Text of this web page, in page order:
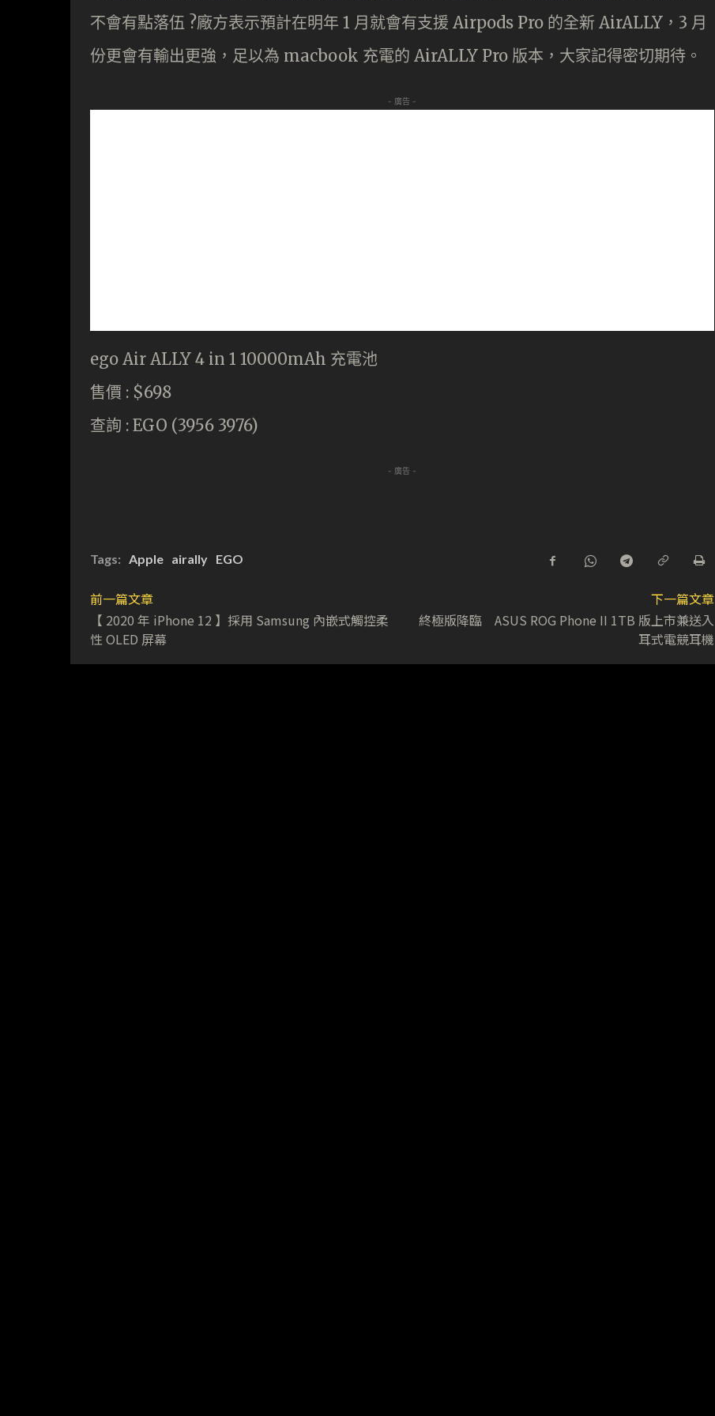
不會有點落伍 ?廠方表示預計在明年 1 月就會有支援 Airpods Pro 的全新 AirALLY，3 月
份更會有輸出更強，足以為 macbook 充電的 AirALLY Pro 版本，大家記得密切期待。
- 廣告 -
ego Air ALLY 4 in 1 10000mAh 充電池
售價 : $698
查詢 : EGO (3956 3976)
- 廣告 -
Tags: Apple airally EGO
前一篇文章
【 2020 年 iPhone 12 】採用 Samsung 內嵌式觸控柔
性 OLED 屏幕
下一篇文章
終極版降臨 ASUS ROG Phone II 1TB 版上市兼送入
耳式電競耳機